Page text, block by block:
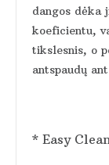
dangos dėka
koeficientu,
tikslesnis, o
antspaudų
* Easy